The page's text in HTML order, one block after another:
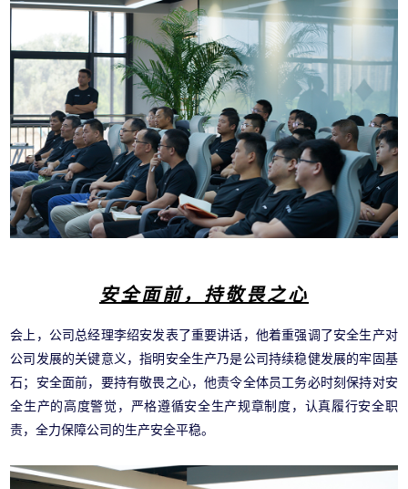
安全面前，持敬畏之心
会上，公司总经理李绍安发表了重要讲话，他着重强调了安全生产对
公司发展的关键意义，指明安全生产乃是公司持续稳健发展的牢固基
石；安全面前，要持有敬畏之心，他责令全体员工务必时刻保持对安
全生产的高度警觉，严格遵循安全生产规章制度，认真履行安全职
责，全力保障公司的生产安全平稳。